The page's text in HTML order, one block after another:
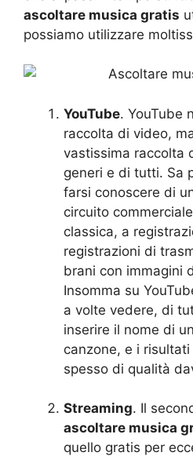
ascoltare musica gratis
possiamo utilizzare
YouTube. YouTube
raccolta di video,
vastissima raccolta
generi e di tutti. Sa
farsi conoscere di
circuito
classica, a
registrazioni di
brani con immagini
Insomma su
a volte vedere, di
inserire il nome di
canzone, e i
spesso di qualità
Streaming. Il
ascoltare musica
quello gratis per